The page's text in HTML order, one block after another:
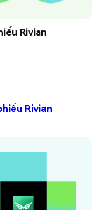
Rivian
Rivian